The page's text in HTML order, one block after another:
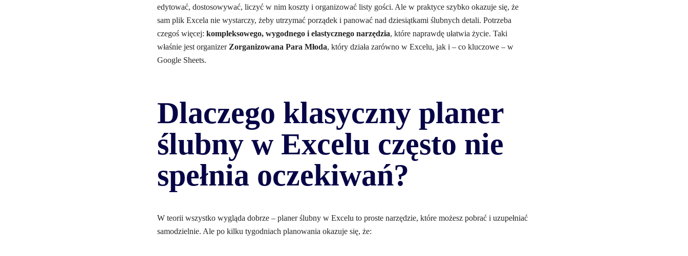
edytować, dostosowywać, liczyć w nim koszty i organizować listy gości. Ale w praktyce szybko okazuje się, że
sam plik Excela nie wystarczy, żeby utrzymać porządek i panować nad dziesiątkami ślubnych detali. Potrzeba
czegoś więcej: kompleksowego, wygodnego i elastycznego narzędzia, które naprawdę ułatwia życie. Taki
właśnie jest organizer Zorganizowana Para Młoda, który działa zarówno w Excelu, jak i – co kluczowe – w
Google Sheets.
Dlaczego klasyczny planer
ślubny w Excelu często nie
spełnia oczekiwań?
W teorii wszystko wygląda dobrze – planer ślubny w Excelu to proste narzędzie, które możesz pobrać i uzupełniać
samodzielnie. Ale po kilku tygodniach planowania okazuje się, że: